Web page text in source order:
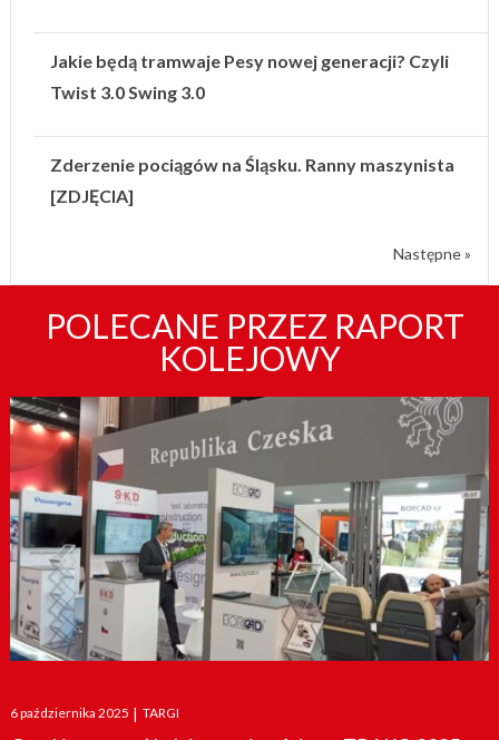
Jakie będą tramwaje Pesy nowej generacji? Czyli
Twist 3.0 Swing 3.0
Zderzenie pociągów na Śląsku. Ranny maszynista
[ZDJĘCIA]
Następne »
POLECANE PRZEZ RAPORT
KOLEJOWY
Posted
on
6 października 2025 | TARGI